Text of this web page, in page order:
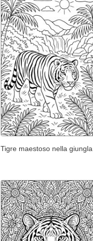
Tigre maestoso nella giungla